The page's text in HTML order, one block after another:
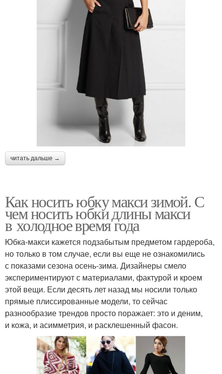
читать дальше →
Как носить юбку макси зимой. С
чем носить юбки длины макси
в холодное время года
Юбка-макси кажется подзабытым предметом гардероба,
но только в том случае, если вы еще не ознакомились
с показами сезона осень-зима. Дизайнеры смело
экспериментируют с материалами, фактурой и кроем
этой вещи. Если десять лет назад мы носили только
прямые плиссированные модели, то сейчас
разнообразие трендов просто поражает: это и деним,
и кожа, и асимметрия, и расклешенный фасон.